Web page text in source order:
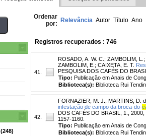
(248)
Ordenar
por: Relevância Autor Título Ano
Registros recuperados : 746
41.
ROSADO, A. W. C. ; ZAMBOLIM, L. ;
ZAMBOLIM, E. ; CAIXETA, E. T.
PESQUISA DOS CAFÉS DO
Tipo: Publicação em Anais de
Biblioteca(s): Biblioteca Rui
42.
FORNAZIER, M. J. ; MARTINS, D.
infestação de campo da broca-do-
DOS CAFÉS DO BRASIL, 1.,
1157-1160.
Tipo: Publicação em Anais de
Biblioteca(s): Biblioteca Rui